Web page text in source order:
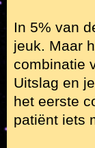
In 5% van
jeuk. Maar
combinatie
Uitslag en
het eerste
patiënt iets